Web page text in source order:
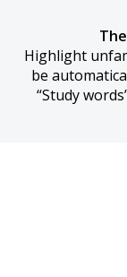
Highlight
be
“Study